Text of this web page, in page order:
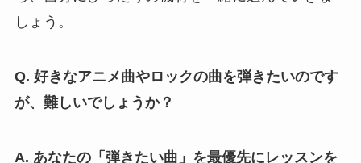
しょう。
Q. 好きなアニメ曲やロックの曲を弾きたいのです
が、難しいでしょうか？
A. あなたの「弾きたい曲」を最優先にレッスンを